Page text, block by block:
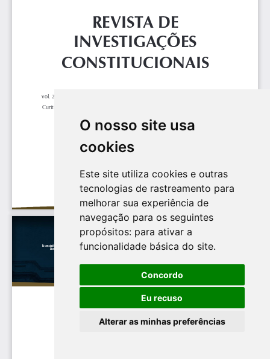
O nosso site usa
cookies
Este site utiliza cookies e outras
tecnologias de rastreamento para
melhorar sua experiência de
navegação para os seguintes
propósitos: para ativar a
funcionalidade básica do site.
Concordo
Eu recuso
Alterar as minhas preferências